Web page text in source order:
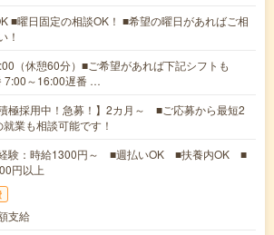
■曜日固定の相談OK！ ■希望の曜日があればご相
！
（休憩60分）■ご希望があれば下記シフトも
7:00～16:00遅番 …
積極採用中！急募！】2カ月～ ■ご応募から最短2
業も相談可能です！
験：時給1300円～ ■週払いOK ■扶養内OK ■
円以上
支給